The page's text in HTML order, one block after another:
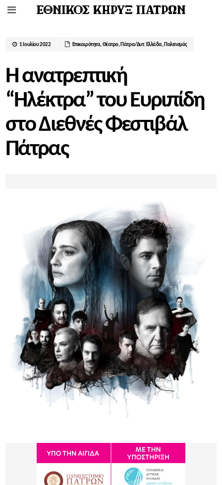
1 Ιουλίου 2022 Επικαιρότητα,Θέατρο, Πάτρα/Δυτ. Ελλάδα, Πολιτισμός
Η ανατρεπτική
“Ηλέκτρα” του Ευριπίδη
στο Διεθνές Φεστιβάλ
Πάτρας